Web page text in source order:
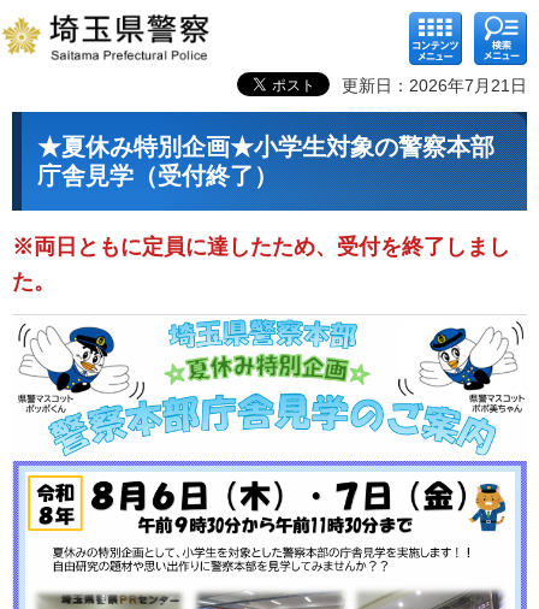
コンテ
ンツメ
ニュー
検索メ
ニュー
更新日：2026年7月21日
★夏休み特別企画★小学生対象の警察本部
庁舎見学（受付終了）
※両日ともに定員に達したため、受付を終了しまし
た。